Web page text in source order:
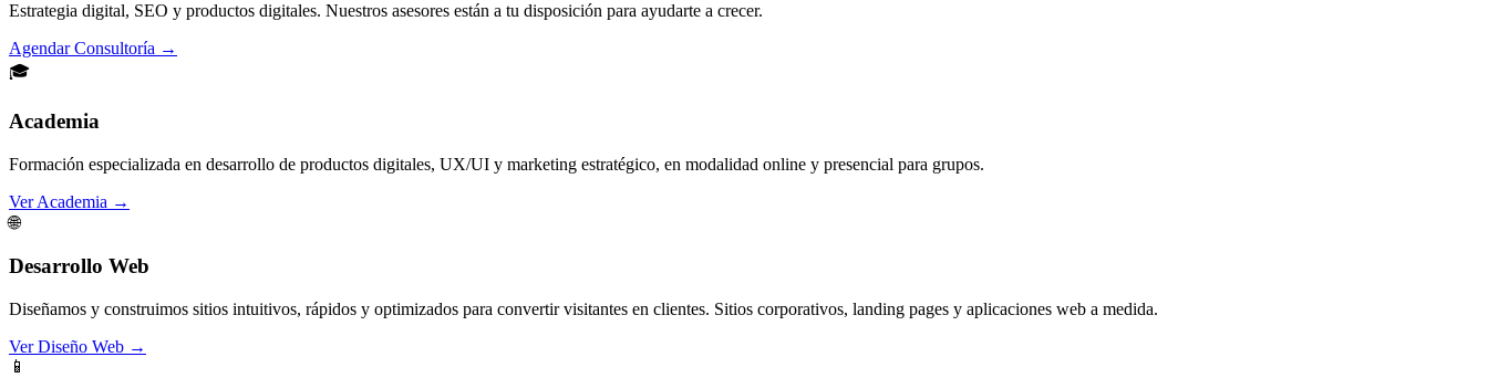
Estrategia digital, SEO y productos digitales. Nuestros asesores están a tu disposición para ayudarte a crecer.
Agendar Consultoría →
🎓
Academia
Formación especializada en desarrollo de productos digitales, UX/UI y marketing estratégico, en modalidad online y presencial para grupos.
Ver Academia →
🌐
Desarrollo Web
Diseñamos y construimos sitios intuitivos, rápidos y optimizados para convertir visitantes en clientes. Sitios corporativos, landing pages y aplicaciones web a medida.
Ver Diseño Web →
📱